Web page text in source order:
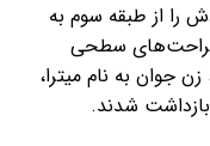
را از طبقه سوم به
جراحت‌های سطحی
به نام میترا،
شدند.